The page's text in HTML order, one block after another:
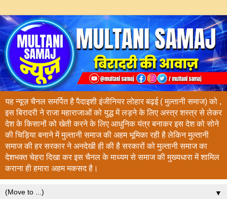
यह न्यूज़ चैनल समर्पित है पैदाइशी इंजीनियर लोहार बढ़ई ( मुल्तानी समाज) को ,
इस बिरादरी ने राजा महाराजाओं को युद्ध में लड़ने के लिए अस्त्र शस्त्र से लेकर
देश के किसानों को खेती करने के लिए आधुनिक यंत्र बनाकर इस देश को सोने
की चिड़िया बनाने में मुल्तानी समाज की अहम भूमिका रही है लेकिन मुल्तानी
समाज की हर सरकार ने अनदेखी ही की है सरकारों को मुल्तानी समाज का
देशभक्त चेहरा दिखा कर इस चैनल के माध्यम से समाज की मुख्यधारा में शामिल
कराना ही हमारा अहम मकसद है।
▼